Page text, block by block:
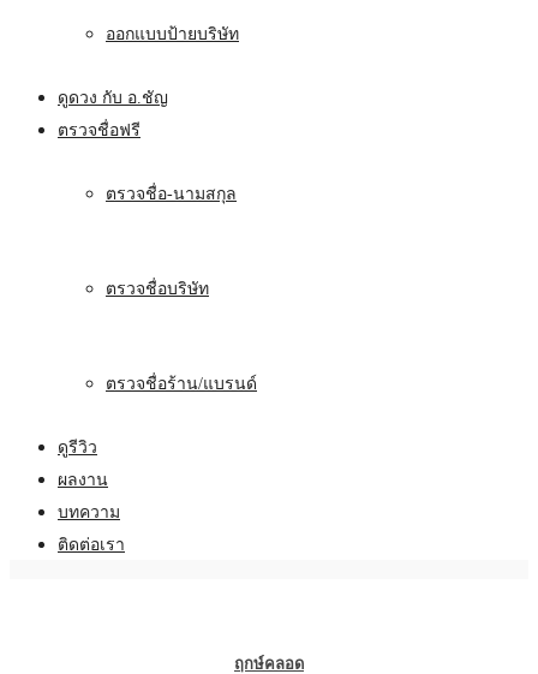
ออกแบบป้ายบริษัท
ดูดวง กับ อ.ชัญ
ตรวจชื่อฟรี
ตรวจชื่อ-นามสกุล
ตรวจชื่อบริษัท
ตรวจชื่อร้าน/แบรนด์
ดูรีวิว
ผลงาน
บทความ
ติดต่อเรา
ฤกษ์คลอด